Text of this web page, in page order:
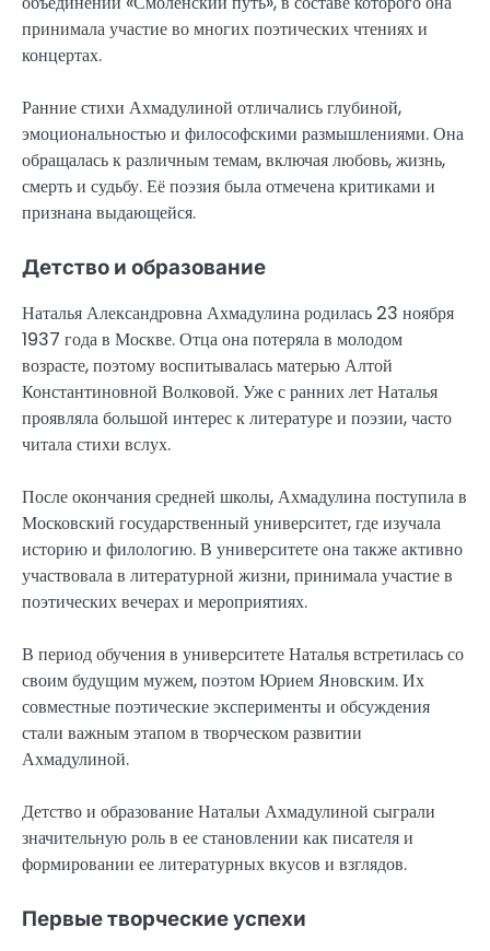
принимала участие во многих поэтических чтениях и
концертах.
Ранние стихи Ахмадулиной отличались глубиной,
эмоциональностью и философскими размышлениями. Она
обращалась к различным темам, включая любовь, жизнь,
смерть и судьбу. Её поэзия была отмечена критиками и
признана выдающейся.
Детство и образование
Наталья Александровна Ахмадулина родилась 23 ноября
1937 года в Москве. Отца она потеряла в молодом
возрасте, поэтому воспитывалась матерью Алтой
Константиновной Волковой. Уже с ранних лет Наталья
проявляла большой интерес к литературе и поэзии, часто
читала стихи вслух.
После окончания средней школы, Ахмадулина поступила в
Московский государственный университет, где изучала
историю и филологию. В университете она также активно
участвовала в литературной жизни, принимала участие в
поэтических вечерах и мероприятиях.
В период обучения в университете Наталья встретилась со
своим будущим мужем, поэтом Юрием Яновским. Их
совместные поэтические эксперименты и обсуждения
стали важным этапом в творческом развитии
Ахмадулиной.
Детство и образование Натальи Ахмадулиной сыграли
значительную роль в ее становлении как писателя и
формировании ее литературных вкусов и взглядов.
Первые творческие успехи